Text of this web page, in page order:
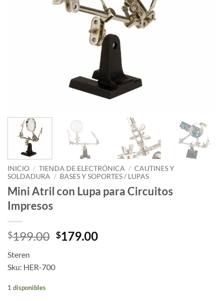
INICIO / TIENDA DE ELECTRÓNICA / CAUTINES Y
SOLDADURA / BASES Y SOPORTES / LUPAS
Mini Atril con Lupa para Circuitos
Impresos
$199.00 $179.00
Steren
Sku: HER-700
1 disponibles